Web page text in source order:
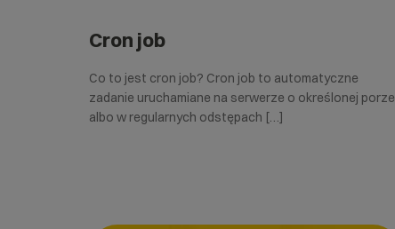
Cron job
Co to jest cron job? Cron job to automatyczne
zadanie uruchamiane na serwerze o określonej porze
albo w regularnych odstępach […]